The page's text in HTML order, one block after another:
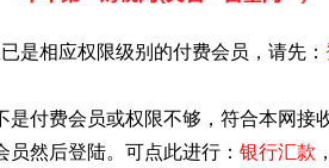
是相应权限级别的付费会员，请先：
是付费会员或权限不够，符合本网接
然后登陆。可点此进行： 银行汇款